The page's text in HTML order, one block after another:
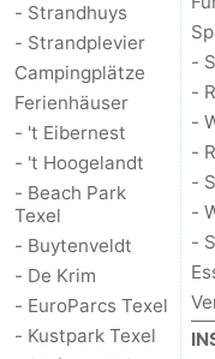
- Strandhuys
- Strandplevier
Campingplätze
Ferienhäuser
- 't Eibernest
- 't Hoogelandt
- Beach Park
Texel
- Buytenveldt
- De Krim
- EuroParcs Texel
- Kustpark Texel
-
-
-
-
-
-
-